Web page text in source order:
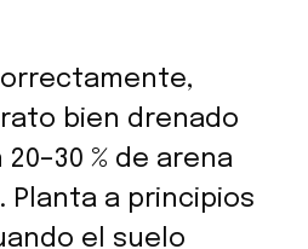
bien drenado
% de arena
Planta a principios
el suelo